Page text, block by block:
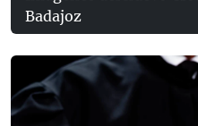
Badajoz